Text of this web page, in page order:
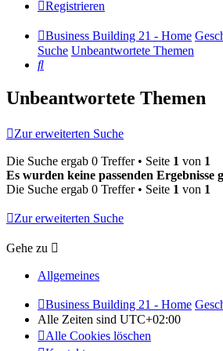
Registrieren
Business Building 21 - Home
Suche Unbeantwortete Themen
Suche
Unbeantwortete Themen
Zur erweiterten Suche
Die Suche ergab 0 Treffer • Seite 1 von 1
Es wurden keine passenden Ergebnisse
Die Suche ergab 0 Treffer • Seite 1 von 1
Zur erweiterten Suche
Gehe zu
Allgemeines
Business Building 21 - Home
Alle Zeiten sind UTC+02:00
Alle Cookies löschen